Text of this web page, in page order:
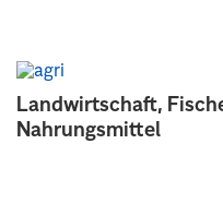
Landwirtschaft,
Nahrungsmittel